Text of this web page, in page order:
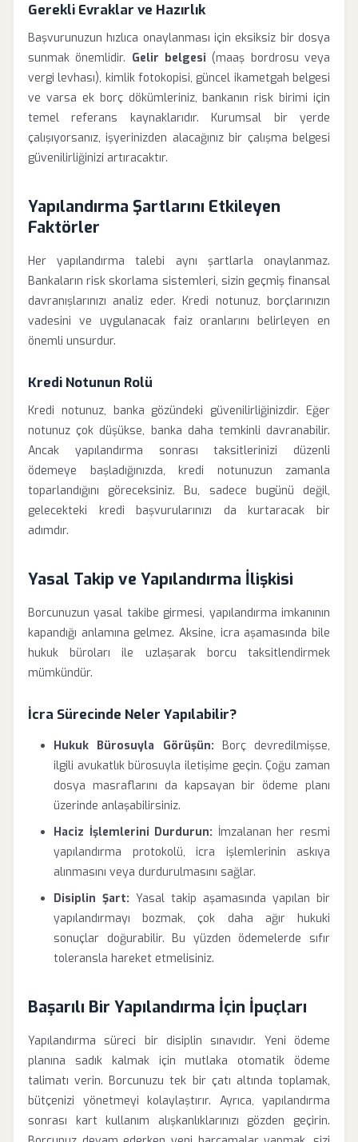
Gerekli Evraklar ve Hazırlık
Başvurunuzun hızlıca onaylanması için eksiksiz bir dosya
sunmak önemlidir. Gelir belgesi (maaş bordrosu veya
vergi levhası), kimlik fotokopisi, güncel ikametgah belgesi
ve varsa ek borç dökümleriniz, bankanın risk birimi için
temel referans kaynaklarıdır. Kurumsal bir yerde
çalışıyorsanız, işyerinizden alacağınız bir çalışma belgesi
güvenilirliğinizi artıracaktır.
Yapılandırma Şartlarını Etkileyen
Faktörler
Her yapılandırma talebi aynı şartlarla onaylanmaz.
Bankaların risk skorlama sistemleri, sizin geçmiş finansal
davranışlarınızı analiz eder. Kredi notunuz, borçlarınızın
vadesini ve uygulanacak faiz oranlarını belirleyen en
önemli unsurdur.
Kredi Notunun Rolü
Kredi notunuz, banka gözündeki güvenilirliğinizdir. Eğer
notunuz çok düşükse, banka daha temkinli davranabilir.
Ancak yapılandırma sonrası taksitlerinizi düzenli
ödemeye başladığınızda, kredi notunuzun zamanla
toparlandığını göreceksiniz. Bu, sadece bugünü değil,
gelecekteki kredi başvurularınızı da kurtaracak bir
adımdır.
Yasal Takip ve Yapılandırma İlişkisi
Borcunuzun yasal takibe girmesi, yapılandırma imkanının
kapandığı anlamına gelmez. Aksine, icra aşamasında bile
hukuk büroları ile uzlaşarak borcu taksitlendirmek
mümkündür.
İcra Sürecinde Neler Yapılabilir?
Hukuk Bürosuyla Görüşün: Borç devredilmişse,
ilgili avukatlık bürosuyla iletişime geçin. Çoğu zaman
dosya masraflarını da kapsayan bir ödeme planı
üzerinde anlaşabilirsiniz.
Haciz İşlemlerini Durdurun: İmzalanan her resmi
yapılandırma protokolü, icra işlemlerinin askıya
alınmasını veya durdurulmasını sağlar.
Disiplin Şart: Yasal takip aşamasında yapılan bir
yapılandırmayı bozmak, çok daha ağır hukuki
sonuçlar doğurabilir. Bu yüzden ödemelerde sıfır
toleransla hareket etmelisiniz.
Başarılı Bir Yapılandırma İçin İpuçları
Yapılandırma süreci bir disiplin sınavıdır. Yeni ödeme
planına sadık kalmak için mutlaka otomatik ödeme
talimatı verin. Borcunuzu tek bir çatı altında toplamak,
bütçenizi yönetmeyi kolaylaştırır. Ayrıca, yapılandırma
sonrası kart kullanım alışkanlıklarınızı gözden geçirin.